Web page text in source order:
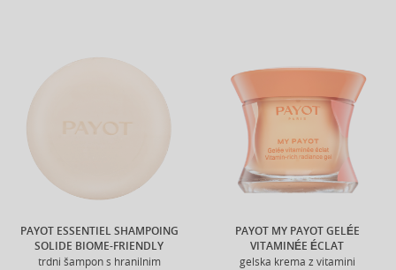
PAYOT ESSENTIEL SHAMPOING
SOLIDE BIOME-FRIENDLY
trdni šampon s hranilnim
PAYOT MY PAYOT GELÉE
VITAMINÉE ÉCLAT
gelska krema z vitamini